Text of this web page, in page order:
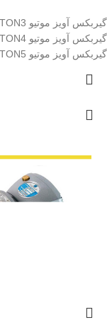
گیربکس آویز موتیو STON3
گیربکس آویز موتیو STON4
گیربکس آویز موتیو STON5